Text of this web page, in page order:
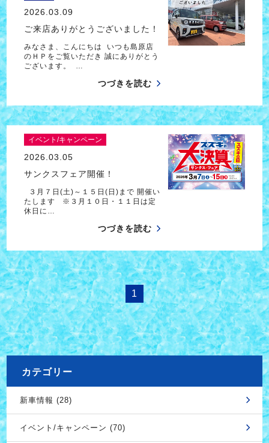
2026.03.09
ご来店ありがとうございました！
みなさま、こんにちは いつも島原店
のＨＰをご覧いただき 誠にありがとう
ございます。 …
つづきを読む
イベント/キャンペーン
2026.03.05
サンクスフェア開催！
３月７日(土)～１５日(日)まで 開催い
たします ※３月１０日・１１日は定
休日に…
つづきを読む
1
カテゴリー
新車情報 (28)
イベント/キャンペーン (70)